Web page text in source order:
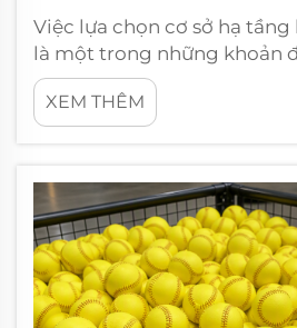
Việc lựa chọn cơ sở hạ
là một trong những khoản
nhất đối với bất kỳ cơ sở thể
động nào. Sự lựa chọn giữa
thủy lực** và **hệ thống cố
đầu mà còn tác động đến
vận hành dài hạn…
XEM THÊM